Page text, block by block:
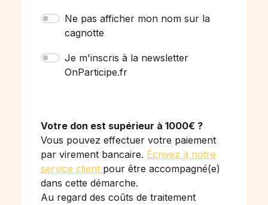
Ne pas afficher mon nom sur la
cagnotte
Je m'inscris à la newsletter
OnParticipe.fr
Votre don est supérieur à 1000€ ?
Vous pouvez effectuer votre paiement
par virement bancaire. Écrivez à notre
service client pour être accompagné(e)
dans cette démarche.
Au regard des coûts de traitement